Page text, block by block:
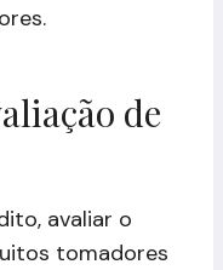
de
avaliar o
tomadores